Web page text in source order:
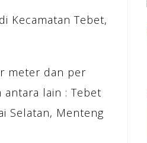
Kecamatan Tebet,
meter dan per
lain : Tebet
Selatan, Menteng